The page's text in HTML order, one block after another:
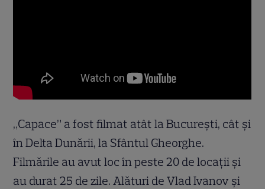
„Capace” a fost filmat atât la București, cât și
în Delta Dunării, la Sfântul Gheorghe.
Filmările au avut loc în peste 20 de locații și
au durat 25 de zile. Alături de Vlad Ivanov și